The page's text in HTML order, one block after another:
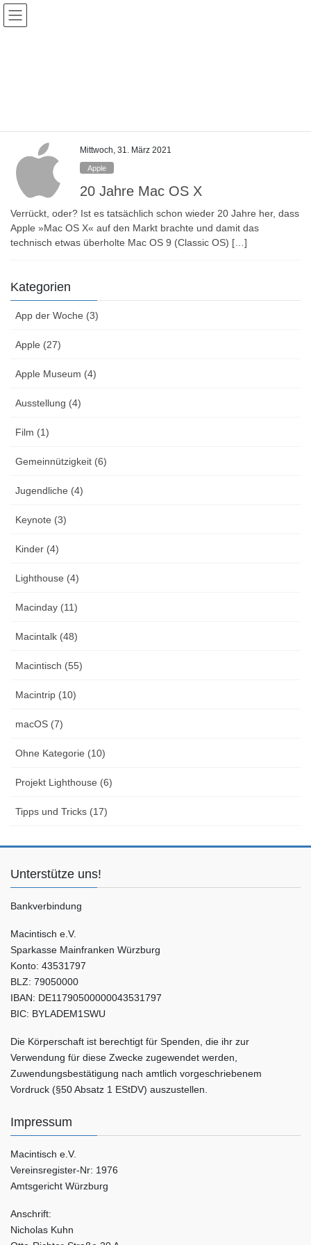
Skip
Skip
Mittwoch, 31. März 2021
Apple
20 Jahre Mac OS X
Verrückt, oder? Ist es tatsächlich schon wieder 20 Jahre her, dass
Apple »Mac OS X« auf den Markt brachte und damit das
technisch etwas überholte Mac OS 9 (Classic OS) […]
Kategorien
App der Woche (3)
Apple (27)
Apple Museum (4)
Ausstellung (4)
Film (1)
Gemeinnützigkeit (6)
Jugendliche (4)
Keynote (3)
Kinder (4)
Lighthouse (4)
Macinday (11)
Macintalk (48)
Macintisch (55)
Macintrip (10)
macOS (7)
Ohne Kategorie (10)
Projekt Lighthouse (6)
Tipps und Tricks (17)
Unterstütze uns!
Bankverbindung
Macintisch e.V.
Sparkasse Mainfranken Würzburg
Konto: 43531797
BLZ: 79050000
IBAN: DE11790500000043531797
BIC: BYLADEM1SWU
Die Körperschaft ist berechtigt für Spenden, die ihr zur
Verwendung für diese Zwecke zugewendet werden,
Zuwendungsbestätigung nach amtlich vorgeschriebenem
Vordruck (§50 Absatz 1 EStDV) auszustellen.
Impressum
Macintisch e.V.
Vereinsregister-Nr: 1976
Amtsgericht Würzburg
Anschrift:
Nicholas Kuhn